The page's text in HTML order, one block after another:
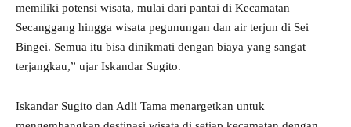
memiliki potensi wisata, mulai dari pantai di Kecamatan
Secanggang hingga wisata pegunungan dan air terjun di Sei
Bingei. Semua itu bisa dinikmati dengan biaya yang sangat
terjangkau,” ujar Iskandar Sugito.
Iskandar Sugito dan Adli Tama menargetkan untuk